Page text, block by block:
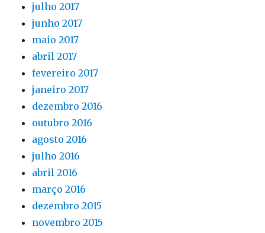
julho 2017
junho 2017
maio 2017
abril 2017
fevereiro 2017
janeiro 2017
dezembro 2016
outubro 2016
agosto 2016
julho 2016
abril 2016
março 2016
dezembro 2015
novembro 2015